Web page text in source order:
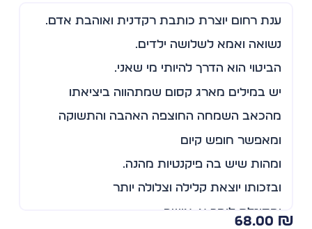
ענת רחום יוצרת כותבת רקדנית ואוהבת אדם.
נשואה ואמא לשלושה ילדים.
הביטוי הוא הדרך להיותי מי שאני.
יש במילים מארג קסום שמתהווה ביציאתו
מהכאב השמחה החוצפה האהבה והתשוקה
ומאפשר חופש קיום
ומהות שיש בה פיקנטיות מהנה.
ובזכותו יוצאת קלילה וצלולה יותר
ומסוגלת לומר א. אישה.
68.00